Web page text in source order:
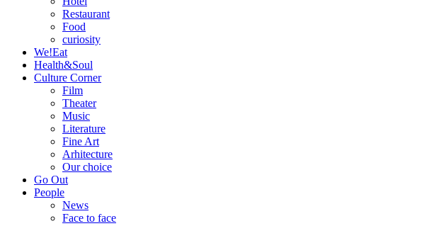
Restaurant
Food
curiosity
We!Eat
Health&Soul
Culture Corner
Film
Theater
Music
Literature
Fine Art
Arhitecture
Our choice
Go Out
People
News
Face to face